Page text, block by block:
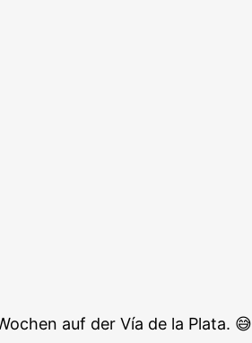
auf der Vía de la Plata. 😅